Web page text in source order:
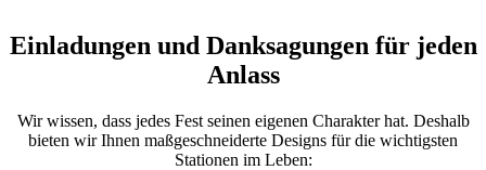
Einladungen und Danksagungen für jeden
Anlass
Wir wissen, dass jedes Fest seinen eigenen Charakter hat. Deshalb
bieten wir Ihnen maßgeschneiderte Designs für die wichtigsten
Stationen im Leben: